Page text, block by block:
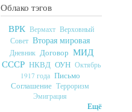
Облако тэгов
ВРК Вермахт Верховный
Совет Вторая мировая
Дневник Договор МИД
СССР НКВД ОУН Октябрь
1917 года Письмо
Соглашение Терроризм
Эмиграция
Ещё